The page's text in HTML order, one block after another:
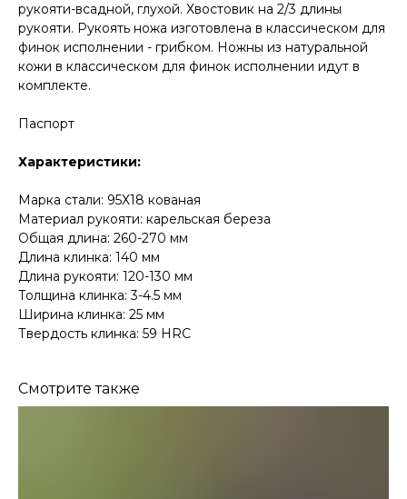
рукояти-всадной, глухой. Хвостовик на 2/3 длины
рукояти. Рукоять ножа изготовлена в классическом для
финок исполнении - грибком. Ножны из натуральной
кожи в классическом для финок исполнении идут в
комплекте.
Паспорт
Характеристики:
Марка стали: 95Х18 кованая
Материал рукояти: карельская береза
Общая длина: 260-270 мм
Длина клинка: 140 мм
Длина рукояти: 120-130 мм
Толщина клинка: 3-4.5 мм
Ширина клинка: 25 мм
Твердость клинка: 59 HRC
Смотрите также